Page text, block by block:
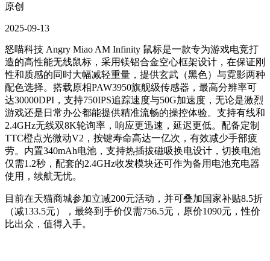
原创
2025-09-13
怒喵科技 Angry Miao AM Infinity 鼠标是一款专为游戏电竞打
造的高性能无线鼠标，采用镁铝合金空心框架设计，在保证刚
性和质感的同时大幅减轻重量，提供玄武（黑色）与霓影两种
配色选择。搭载原相PAW3950旗舰级传感器，最高分辨率可
达30000DPI，支持750IPS追踪速度与50G加速度，无论是激烈
游戏还是日常办公都能提供精准流畅的操控体验。支持有线和
2.4GHz无线双8K轮询率，响应更迅速，延迟更低。配备定制
TTC橙点光微动V2，按键寿命高达一亿次，有效减少手部疲
劳。内置340mAh电池，支持热插拔磁吸换电设计，切换电池
仅需1.2秒，配套的2.4GHz收发模块还可作为备用电池充电器
使用，续航无忧。
目前在天猫商城参加立减200元活动，并可叠加国家补贴8.5折
（减133.5元），最终到手价仅需756.5元，原价1090元，性价
比出众，值得入手。